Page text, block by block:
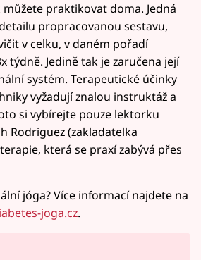
praktikovat doma. Jedná
propracovanou sestavu,
v celku, v daném pořadí
týdně. Jedině tak je zaručena její
systém. Terapeutické účinky
vyžadují znalou instruktáž a
si vybírejte pouze lektorku
Rodriguez (zakladatelka
která se praxí zabývá přes
jóga? Více informací najdete na
joga.cz.